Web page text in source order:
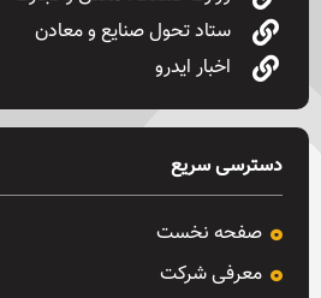
ستاد تحول صنایع و معادن
اخبار ایدرو
دسترسی سریع
صفحه نخست
معرفی شرکت